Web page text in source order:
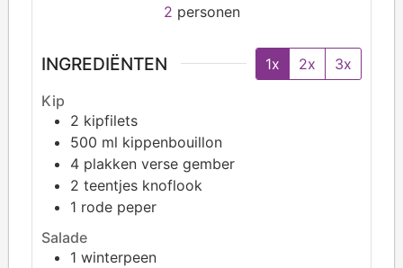
2 personen
INGREDIËNTEN 1x 2x 3x
Kip
2 kipfilets
500 ml kippenbouillon
4 plakken verse gember
2 teentjes knoflook
1 rode peper
Salade
1 winterpeen